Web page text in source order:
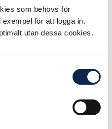
som behövs för
för att logga in.
utan dessa cookies.
stället själva
förändrat
ukrainska
spela på